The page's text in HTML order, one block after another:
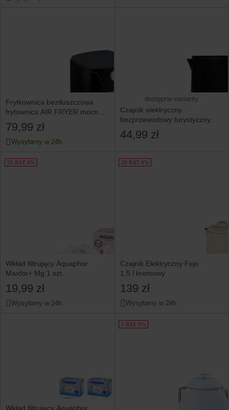
Frytkownica beztłuszczowa
frytownica AIR FRYER mocna
Berdsen
79,99 zł
Wysyłamy w 24h
dostępne warianty
Czajnik elektryczny
bezprzewodowy turystyczny
1500W 1.7l obrotowy czarny
44,99 zł
20 RAT 0%
Wkład filtrujący Aquaphor
Maxfor+ Mg 1 szt.
19,99 zł
Wysyłamy w 24h
20 RAT 0%
Czajnik Elektryczny Fejo
1,5 l kremowy
139 zł
Wysyłamy w 24h
Wkład filtrujący Aquaphor
5 RAT 0%